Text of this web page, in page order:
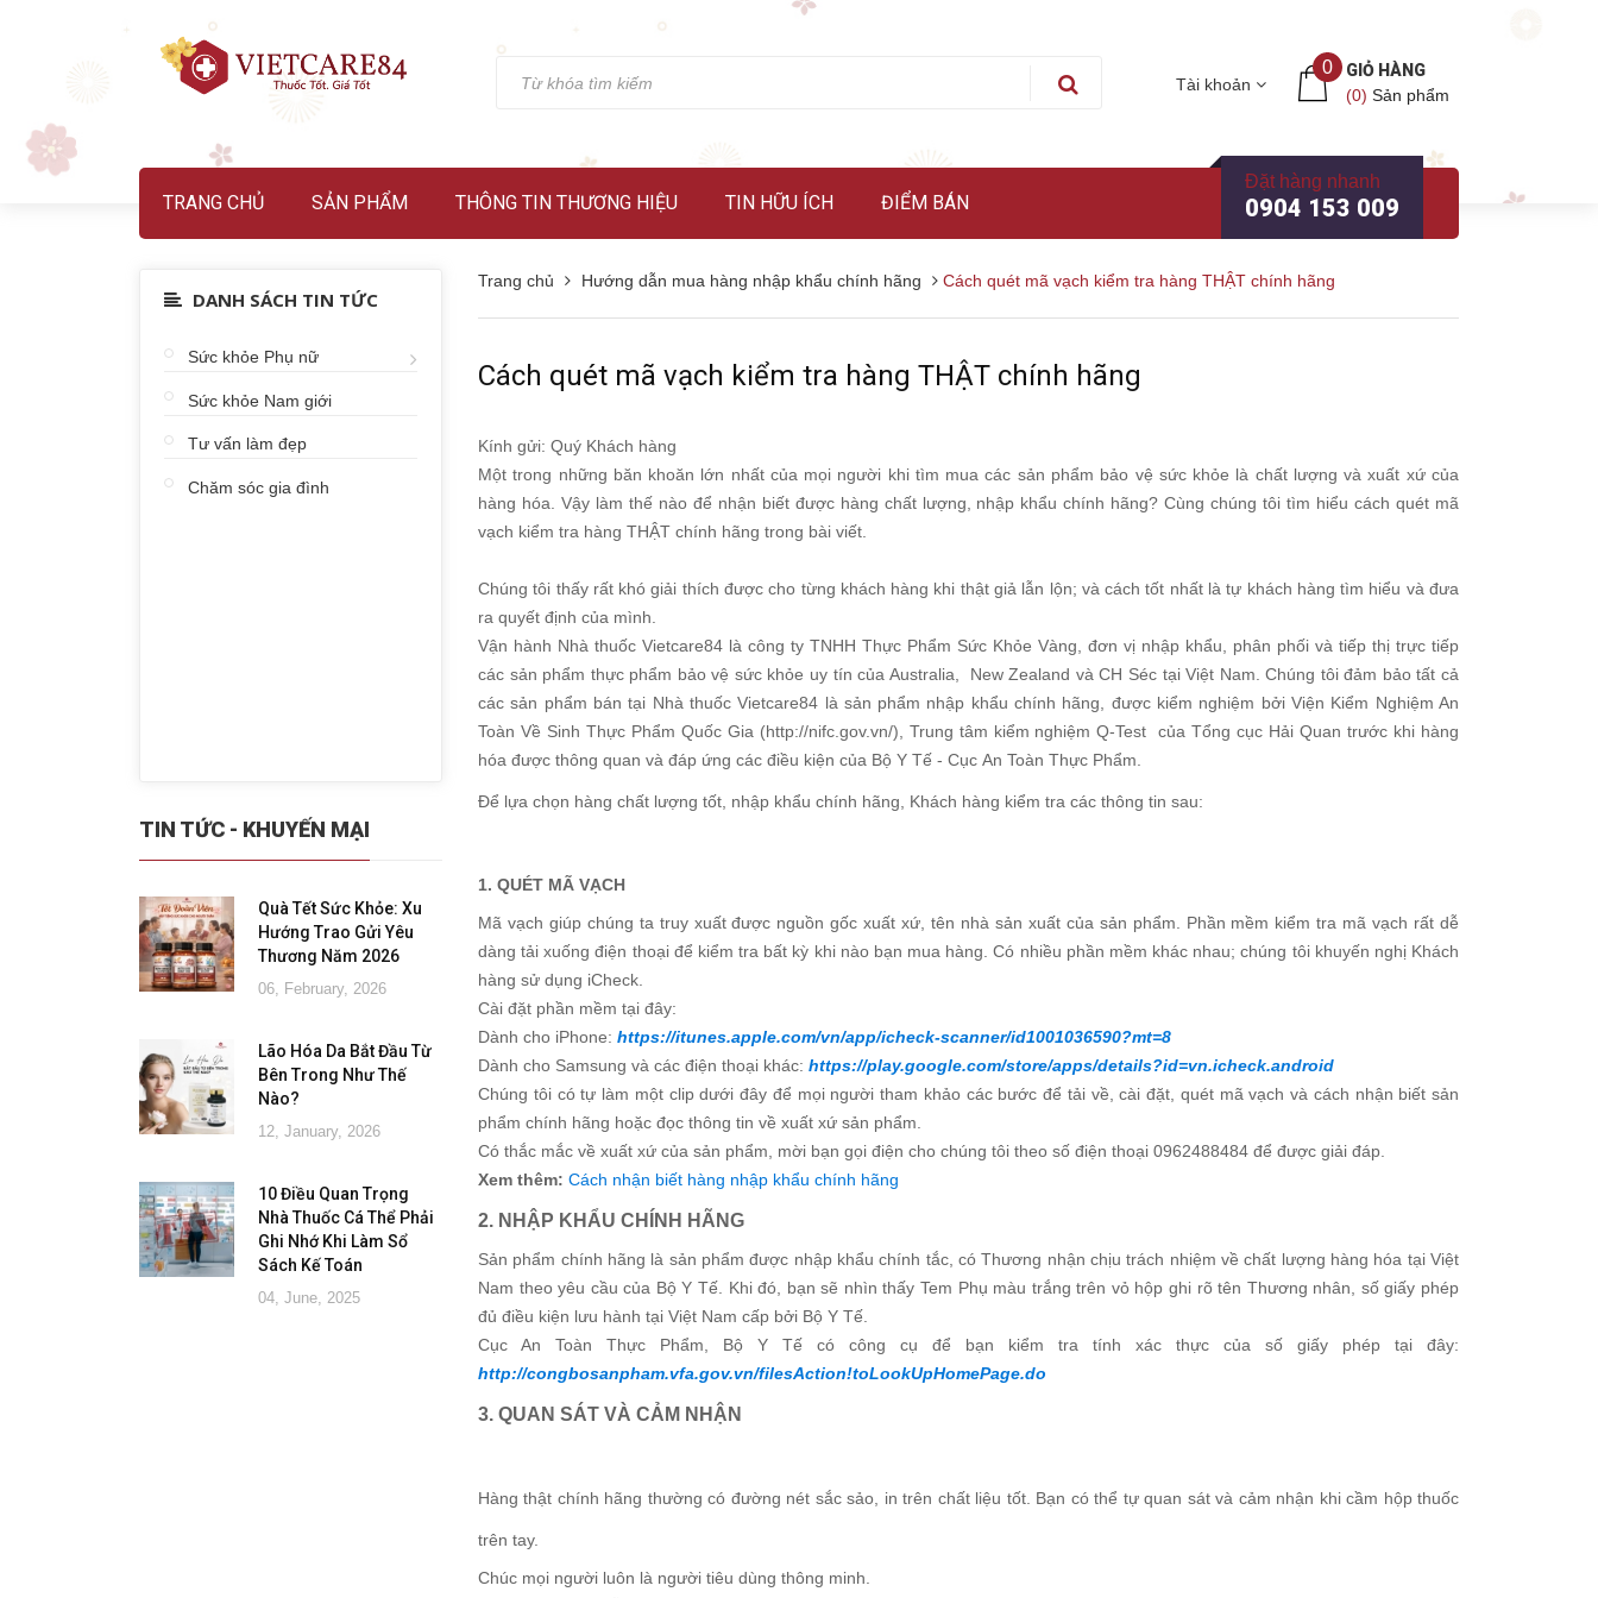
Tài khoản
0
GIỎ HÀNG
(0) Sản phẩm
TRANG CHỦ SẢN PHẨM THÔNG TIN THƯƠNG HIỆU TIN HỮU ÍCH ĐIỂM BÁN
Đặt hàng nhanh
0904 153 009
Trang chủ Hướng dẫn mua hàng nhập khẩu chính hãng Cách quét mã vạch kiểm tra hàng THẬT chính hãng
Cách quét mã vạch kiểm tra hàng THẬT chính hãng
Kính gửi: Quý Khách hàng
Một trong những băn khoăn lớn nhất của mọi người khi tìm mua các sản phẩm bảo vệ sức khỏe là chất lượng và xuất xứ của
hàng hóa. Vậy làm thế nào để nhận biết được hàng chất lượng, nhập khẩu chính hãng? Cùng chúng tôi tìm hiểu cách quét mã
vạch kiểm tra hàng THẬT chính hãng trong bài viết.
Chúng tôi thấy rất khó giải thích được cho từng khách hàng khi thật giả lẫn lộn; và cách tốt nhất là tự khách hàng tìm hiểu và đưa
ra quyết định của mình.
Vận hành Nhà thuốc Vietcare84 là công ty TNHH Thực Phẩm Sức Khỏe Vàng, đơn vị nhập khẩu, phân phối và tiếp thị trực tiếp
các sản phẩm thực phẩm bảo vệ sức khỏe uy tín của Australia, New Zealand và CH Séc tại Việt Nam. Chúng tôi đảm bảo tất cả
các sản phẩm bán tại Nhà thuốc Vietcare84 là sản phẩm nhập khẩu chính hãng, được kiểm nghiệm bởi Viện Kiểm Nghiệm An
Toàn Về Sinh Thực Phẩm Quốc Gia (http://nifc.gov.vn/), Trung tâm kiểm nghiệm Q-Test của Tổng cục Hải Quan trước khi hàng
hóa được thông quan và đáp ứng các điều kiện của Bộ Y Tế - Cục An Toàn Thực Phẩm.
Để lựa chọn hàng chất lượng tốt, nhập khẩu chính hãng, Khách hàng kiểm tra các thông tin sau:
1. QUÉT MÃ VẠCH
Mã vạch giúp chúng ta truy xuất được nguồn gốc xuất xứ, tên nhà sản xuất của sản phẩm. Phần mềm kiểm tra mã vạch rất dễ
dàng tải xuống điện thoại để kiểm tra bất kỳ khi nào bạn mua hàng. Có nhiều phần mềm khác nhau; chúng tôi khuyến nghị Khách
hàng sử dụng iCheck.
Cài đặt phần mềm tại đây:
Dành cho iPhone: https://itunes.apple.com/vn/app/icheck-scanner/id1001036590?mt=8
Dành cho Samsung và các điện thoại khác: https://play.google.com/store/apps/details?id=vn.icheck.android
Chúng tôi có tự làm một clip dưới đây để mọi người tham khảo các bước để tải về, cài đặt, quét mã vạch và cách nhận biết sản
phẩm chính hãng hoặc đọc thông tin về xuất xứ sản phẩm.
Có thắc mắc về xuất xứ của sản phẩm, mời bạn gọi điện cho chúng tôi theo số điện thoại 0962488484 để được giải đáp.
Xem thêm: Cách nhận biết hàng nhập khẩu chính hãng
2. NHẬP KHẨU CHÍNH HÃNG
Sản phẩm chính hãng là sản phẩm được nhập khẩu chính tắc, có Thương nhận chịu trách nhiệm về chất lượng hàng hóa tại Việt
Nam theo yêu cầu của Bộ Y Tế. Khi đó, bạn sẽ nhìn thấy Tem Phụ màu trắng trên vỏ hộp ghi rõ tên Thương nhân, số giấy phép
đủ điều kiện lưu hành tại Việt Nam cấp bởi Bộ Y Tế.
Cục An Toàn Thực Phẩm, Bộ Y Tế có công cụ để bạn kiểm tra tính xác thực của số giấy phép tại đây:
http://congbosanpham.vfa.gov.vn/filesAction!toLookUpHomePage.do
3. QUAN SÁT VÀ CẢM NHẬN
Hàng thật chính hãng thường có đường nét sắc sảo, in trên chất liệu tốt. Bạn có thể tự quan sát và cảm nhận khi cầm hộp thuốc
trên tay.
Chúc mọi người luôn là người tiêu dùng thông minh.
DANH SÁCH TIN TỨC
Sức khỏe Phụ nữ
Sức khỏe Nam giới
Tư vấn làm đẹp
Chăm sóc gia đình
TIN TỨC - KHUYẾN MẠI
Quà Tết Sức Khỏe: Xu
Hướng Trao Gửi Yêu
Thương Năm 2026
06, February, 2026
Lão Hóa Da Bắt Đầu Từ
Bên Trong Như Thế
Nào?
12, January, 2026
10 Điều Quan Trọng
Nhà Thuốc Cá Thể Phải
Ghi Nhớ Khi Làm Sổ
Sách Kế Toán
04, June, 2025